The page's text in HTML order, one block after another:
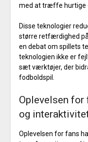
med at træffe hurtige
Disse teknologier
større retfærdighed
en debat om spillets
teknologien ikke er
sæt værktøjer, der
fodboldspil.
Oplevelsen for
og
Oplevelsen for fans